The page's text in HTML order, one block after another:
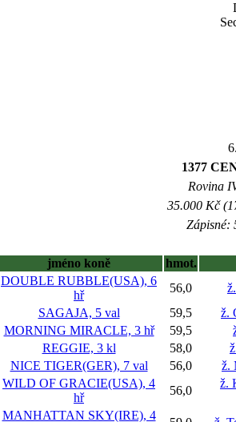
1377
Rovina
35.000 Kč
Zápisné:
jméno koně
hmot.
DOUBLE RUBBLE(USA), 6
hř
56,0
SAGAJA, 5 val 59,5
ž.
MORNING MIRACLE, 3 hř 59,5
REGGIE, 3 kl 58,0
NICE TIGER(GER), 7 val 56,0
ž.
WILD OF GRACIE(USA), 4
hř
56,0
ž.
MANHATTAN SKY(IRE), 4